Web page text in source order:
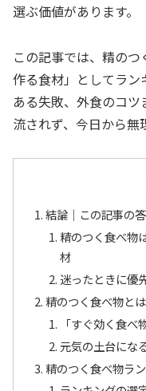
選ぶ価値があります。
この記事では、精の
作る食材」としてラン
ある失敗、外食のコ
流されず、今日から無
結論｜この記事の
精のつく食べ物
材
迷ったときに優
精のつく食べ物と
「すぐ効く食
元気の土台にな
精のつく食べ物ラ